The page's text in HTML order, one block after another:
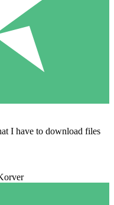
I have to download files